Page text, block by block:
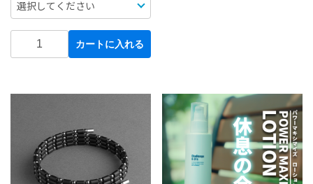
カートに入れる